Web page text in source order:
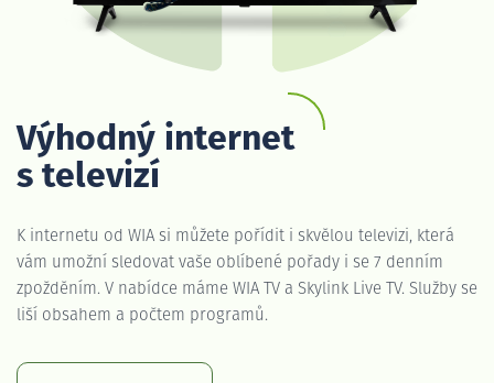
Výhodný internet
s televizí
K internetu od WIA si můžete pořídit i skvělou televizi, která
vám umožní sledovat vaše oblíbené pořady i se 7 denním
zpožděním. V nabídce máme WIA TV a Skylink Live TV. Služby se
liší obsahem a počtem programů.